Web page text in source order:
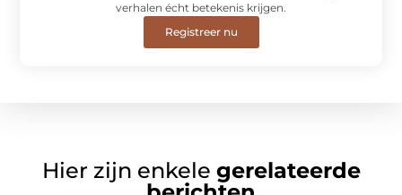
verhalen écht betekenis krijgen.
Registreer nu
Hier zijn enkele gerelateerde